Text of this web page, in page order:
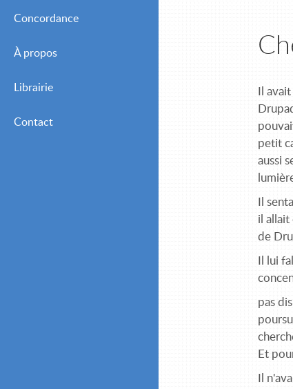
Concordance
À propos
Librairie
Contact
Il
petit
aussi
Il
il allait
de
Il lui
pas
Et
Il